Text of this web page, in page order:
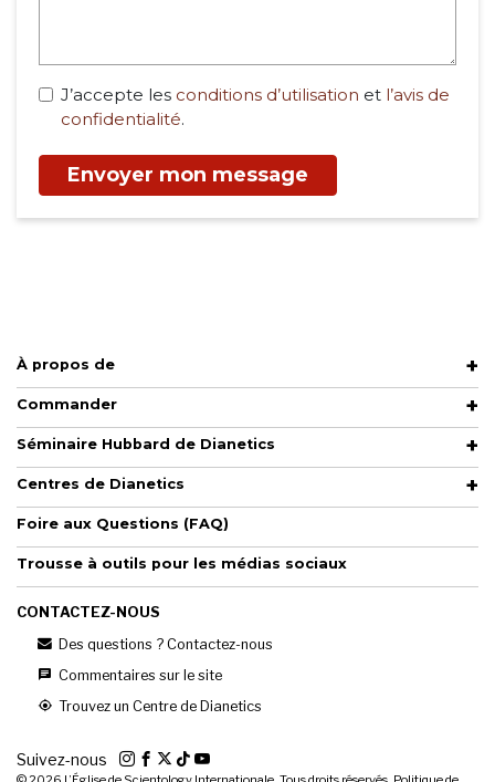
J’accepte les conditions d’utilisation et l’avis de
confidentialité.
Envoyer mon message
À propos de
Commander
Séminaire Hubbard de Dianetics
Centres de Dianetics
Foire aux Questions (FAQ)
Trousse à outils pour les médias sociaux
CONTACTEZ-NOUS
Des questions ? Contactez-nous
Commentaires sur le site
Trouvez un Centre de Dianetics
Suivez-nous